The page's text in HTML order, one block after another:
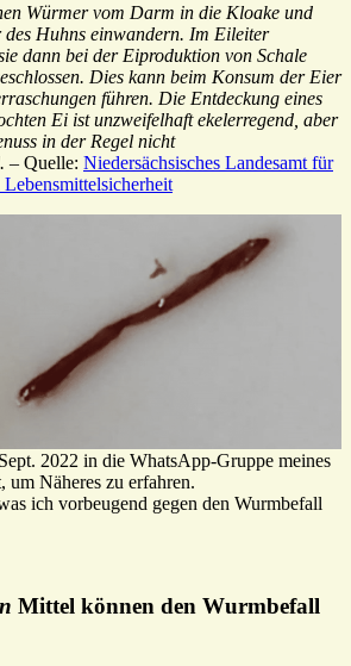
Würmer vom Darm in die Kloake und
Huhns einwandern. Im Eileiter
dann bei der Eiproduktion von Schale
Dies kann beim Konsum der Eier
führen. Die Entdeckung eines
Ei ist unzweifelhaft ekelerregend, aber
in der Regel nicht
– Quelle: Niedersächsisches Landesamt für
2022 in die WhatsApp-Gruppe meines
um Näheres zu erfahren.
ich vorbeugend gegen den Wurmbefall
Mittel können den Wurmbefall